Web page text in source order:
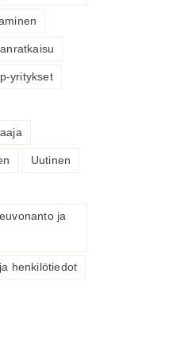
yritykset
Uutinen
ja
henkilötiedot